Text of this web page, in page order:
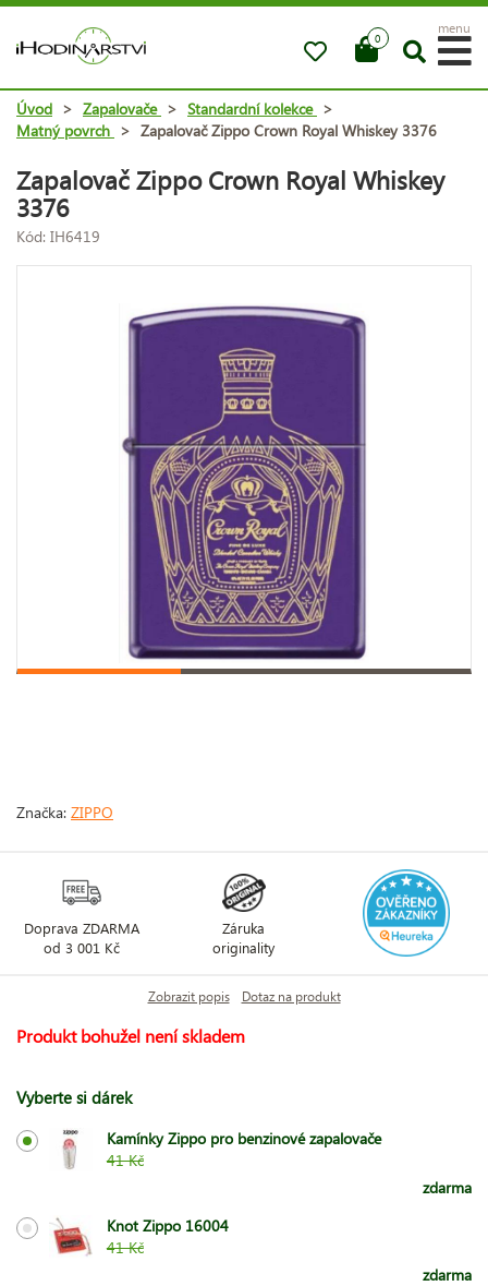
0
menu
Úvod > Zapalovače > Standardní kolekce >
Matný povrch > Zapalovač Zippo Crown Royal Whiskey 3376
Zapalovač Zippo Crown Royal Whiskey
3376
Kód: IH6419
Značka: ZIPPO
Doprava ZDARMA
od 3 001 Kč
Záruka
originality
Zobrazit popis Dotaz na produkt
Produkt bohužel není skladem
Vyberte si dárek
Kamínky Zippo pro benzinové zapalovače
41 Kč
zdarma
Knot Zippo 16004
41 Kč
zdarma